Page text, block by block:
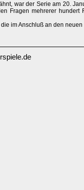
war der Serie am 20.
Fragen mehrerer
im Anschluß an den